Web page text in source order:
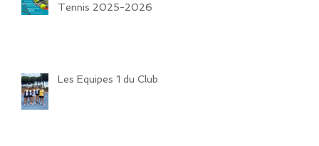
Tennis 2025-2026
Les Equipes 1 du Club